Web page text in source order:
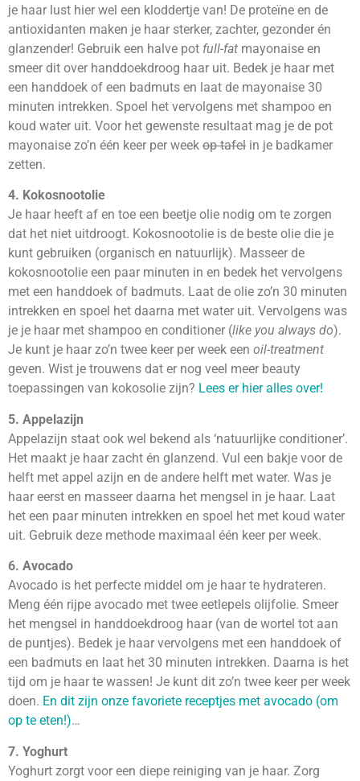
je haar lust hier wel een kloddertje van! De proteïne en de
antioxidanten maken je haar sterker, zachter, gezonder én
glanzender! Gebruik een halve pot full-fat mayonaise en
smeer dit over handdoekdroog haar uit. Bedek je haar met
een handdoek of een badmuts en laat de mayonaise 30
minuten intrekken. Spoel het vervolgens met shampoo en
koud water uit. Voor het gewenste resultaat mag je de pot
mayonaise zo’n één keer per week op tafel in je badkamer
zetten.
4. Kokosnootolie
Je haar heeft af en toe een beetje olie nodig om te zorgen
dat het niet uitdroogt. Kokosnootolie is de beste olie die je
kunt gebruiken (organisch en natuurlijk). Masseer de
kokosnootolie een paar minuten in en bedek het vervolgens
met een handdoek of badmuts. Laat de olie zo’n 30 minuten
intrekken en spoel het daarna met water uit. Vervolgens was
je je haar met shampoo en conditioner (like you always do).
Je kunt je haar zo’n twee keer per week een oil-treatment
geven. Wist je trouwens dat er nog veel meer beauty
toepassingen van kokosolie zijn? Lees er hier alles over!
5. Appelazijn
Appelazijn staat ook wel bekend als ‘natuurlijke conditioner’.
Het maakt je haar zacht én glanzend. Vul een bakje voor de
helft met appel azijn en de andere helft met water. Was je
haar eerst en masseer daarna het mengsel in je haar. Laat
het een paar minuten intrekken en spoel het met koud water
uit. Gebruik deze methode maximaal één keer per week.
6. Avocado
Avocado is het perfecte middel om je haar te hydrateren.
Meng één rijpe avocado met twee eetlepels olijfolie. Smeer
het mengsel in handdoekdroog haar (van de wortel tot aan
de puntjes). Bedek je haar vervolgens met een handdoek of
een badmuts en laat het 30 minuten intrekken. Daarna is het
tijd om je haar te wassen! Je kunt dit zo’n twee keer per week
doen. En dit zijn onze favoriete receptjes met avocado (om
op te eten!)…
7. Yoghurt
Yoghurt zorgt voor een diepe reiniging van je haar. Zorg